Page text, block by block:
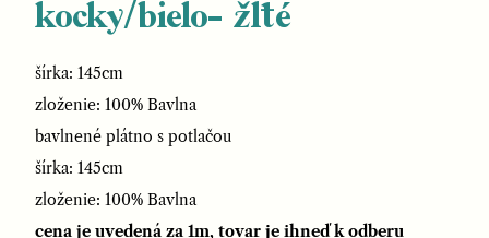
kocky/bielo- žlté
šírka: 145cm
zloženie: 100% Bavlna
bavlnené plátno s potlačou
šírka: 145cm
zloženie: 100% Bavlna
cena je uvedená za 1m, tovar je ihneď k odberu